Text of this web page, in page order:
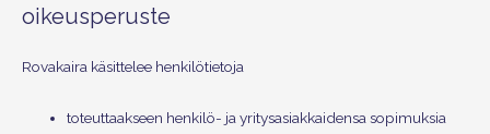
oikeusperuste
Rovakaira käsittelee henkilötietoja
toteuttaakseen henkilö- ja yritysasiakkaidensa sopimuksia